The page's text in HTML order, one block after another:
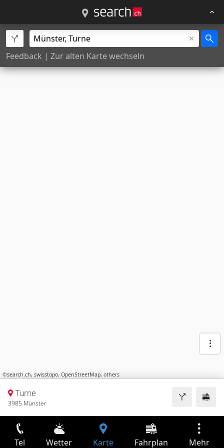
Feedback | Zur alten Karte wechseln
©search.ch, swisstopo, OpenStreetMap, others
Turne
3985 Münster
Tel Wetter Karte Fahrplan Mehr